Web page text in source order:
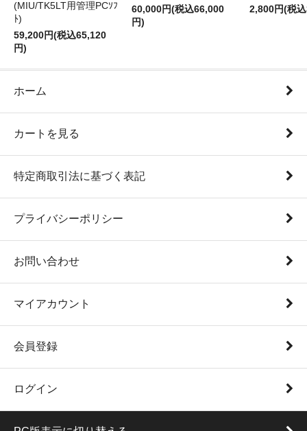
(MIU/TK5LT用管理PCｿﾌ
ﾄ)
59,200円(税込65,120
円)
60,000円(税込66,000
円)
2,800円(税
ホーム
カートを見る
特定商取引法に基づく表記
プライバシーポリシー
お問い合わせ
マイアカウント
会員登録
ログイン